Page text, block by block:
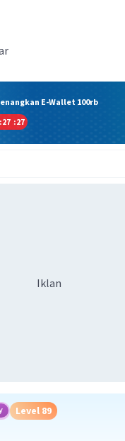
E-Wallet 100rb
:27 :26
Iklan
Level 89